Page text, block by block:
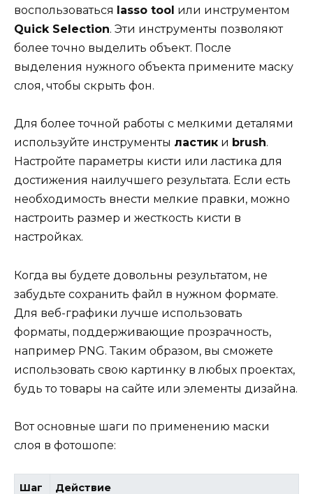
воспользоваться
lasso tool или инструментом
Quick Selection. Эти инструменты позволяют
более точно выделить объект. После
выделения нужного объекта примените маску
слоя, чтобы скрыть фон.
Для более точной работы с мелкими деталями
используйте инструменты ластик и brush.
Настройте параметры кисти или ластика для
достижения наилучшего результата. Если есть
необходимость внести мелкие правки, можно
настроить размер и жесткость кисти в
настройках.
Когда вы будете довольны результатом, не
забудьте сохранить файл в нужном формате.
Для веб-графики лучше использовать
форматы, поддерживающие прозрачность,
например PNG. Таким образом, вы сможете
использовать свою картинку в любых проектах,
будь то товары на сайте или элементы дизайна.
Вот основные шаги по применению маски
слоя в фотошопе:
Шаг Действие